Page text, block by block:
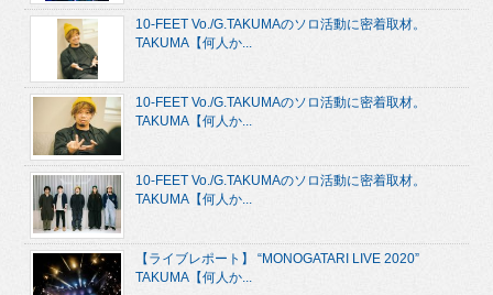
10-FEET Vo./G.TAKUMAのソロ活動に密着取材。
TAKUMA【何人か...
10-FEET Vo./G.TAKUMAのソロ活動に密着取材。
TAKUMA【何人か...
10-FEET Vo./G.TAKUMAのソロ活動に密着取材。
TAKUMA【何人か...
【ライブレポート】 “MONOGATARI LIVE 2020”
TAKUMA【何人か...